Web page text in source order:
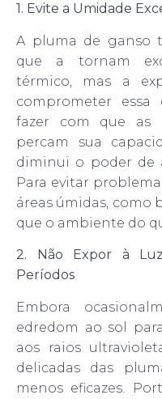
1. Evite a Umidade
A pluma de ganso
que a tornam
térmico, mas a
comprometer essa
fazer com que as
percam sua
diminui o poder de
Para evitar
áreas úmidas, como
que o ambiente do
2. Não Expor à
Períodos
Embora
edredom ao sol
aos raios
delicadas das
menos eficazes.